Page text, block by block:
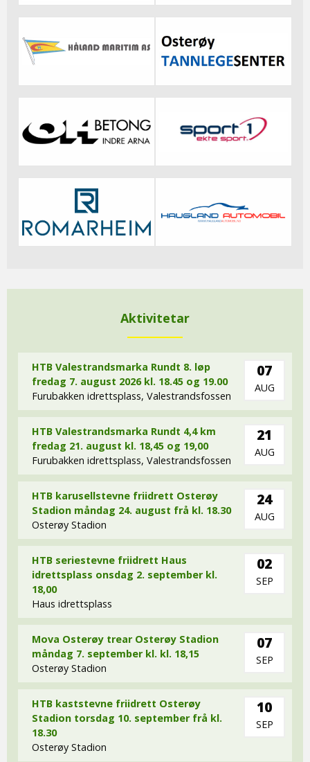
Aktivitetar
HTB Valestrandsmarka Rundt 8. løp
fredag 7. august 2026 kl. 18.45 og 19.00
Furubakken idrettsplass, Valestrandsfossen
07
AUG
HTB Valestrandsmarka Rundt 4,4 km
fredag 21. august kl. 18,45 og 19,00
Furubakken idrettsplass, Valestrandsfossen
21
AUG
HTB karusellstevne friidrett Osterøy
Stadion måndag 24. august frå kl. 18.30
Osterøy Stadion
24
AUG
HTB seriestevne friidrett Haus
idrettsplass onsdag 2. september kl.
18,00
Haus idrettsplass
02
SEP
Mova Osterøy trear Osterøy Stadion
måndag 7. september kl. kl. 18,15
Osterøy Stadion
07
SEP
HTB kaststevne friidrett Osterøy
Stadion torsdag 10. september frå kl.
18.30
Osterøy Stadion
10
SEP